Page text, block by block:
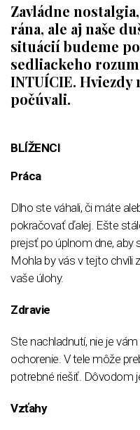
Zavládne
rána, ale aj naše
situácií budeme
sedliackeho
INTUÍCIE.
počúvali.
BLÍŽENCI
Práca
Dlho ste váhali, či máte
pokračovať ďalej. Ešte
prejsť po úplnom dne, aby
Mohla by vás v tejto chvíli
vaše úlohy.
Zdravie
Ste nachladnutí, nie je
ochorenie. V tele môže
potrebné riešiť. Dôvodom
Vzťahy